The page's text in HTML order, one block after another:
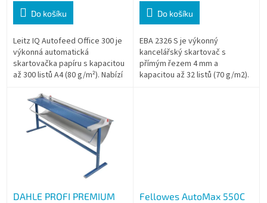
Do košíku
Leitz IQ Autofeed Office 300 je
výkonná automatická
skartovačka papíru s kapacitou
až 300 listů A4 (80 g/m²). Nabízí
mikro řezem 2 × 15 mm,
60minutový...
Do košíku
EBA 2326 S je výkonný
kancelářský skartovač s
přímým řezem 4 mm a
kapacitou až 32 listů (70 g/m2).
DAHLE PROFI PREMIUM
Fellowes AutoMax 550C